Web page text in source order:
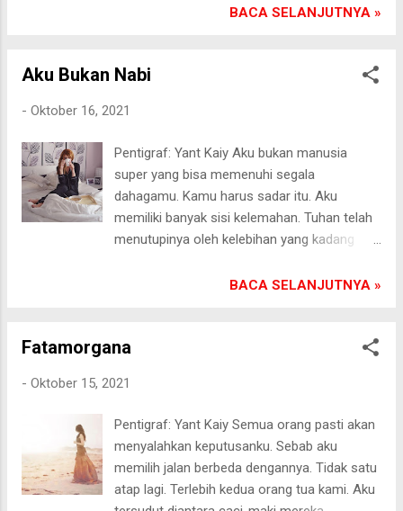
Maka kutinggalkan saja jejakmu. Tiada guna
aku sosok yang mudah kau pengaruhi setiap
banyak orang, hampir saja aku jatuh hati
diantara tumpukan berjuta nama.[]
Pasongsongan, 18/10/2021
BACA SELANJUTNYA »
Aku Bukan Nabi
- Oktober 16, 2021
Pentigraf: Yant Kaiy Aku bukan manusia
super yang bisa memenuhi segala
dahagamu. Kamu harus sadar itu. Aku
memiliki banyak sisi kelemahan. Tuhan telah
menutupinya oleh kelebihan yang kadang
mengharapkan lebih dari apa yang kau
langit mendung. Ikrar pun lenyap seiring
persaingan di lingkungan kita. Kau tiba-tiba
saat kita mengawali alunan tembang cinta
dan kerinduan. Aku manusia biasa penikmat
kopi penuh kedamaian bersama sebatang
rokok. Kau sebenarnya bisa menghidangkan
BACA SELANJUTNYA »
Fatamorgana
- Oktober 15, 2021
Pentigraf: Yant Kaiy Semua orang pasti akan
menyalahkan keputusanku. Sebab aku
memilih jalan berbeda dengannya. Tidak satu
atap lagi. Terlebih kedua orang tua kami. Aku